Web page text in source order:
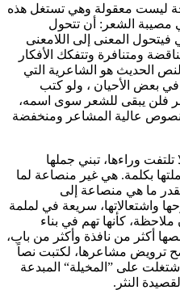
ليست معقولة وهي تستغل هذه
مصيبة الشعر: أن تتحول
فيتحول المعنى إلى اللامعنى
ومتنافرة وتتفكك الأفكار
الحديث هو الشاعرية التي
بعض الأحيان ، ولو كتب
فلن يبقى للشعر سوى اسمه،
نصوص عالية المشاعر ومنخفضة
وراءها، تبني جملها
بكلمة. هي غير منصاعة لما
ما هي منصاعة إلى
واشتعالاتها، سريعة في لملمة
كأنها تهم في بناء
أكثر من نافذة وأكثر من باب،
ترويض مشاعرها، لكتبت نصاً
على ”المخيلة“ المبدعة
النثر.